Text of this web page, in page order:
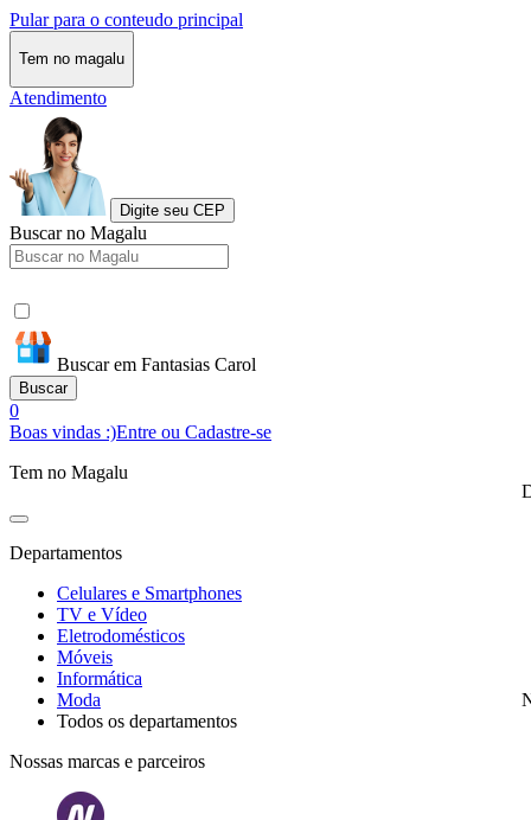
Pular para o conteudo principal
Tem no magalu
Atendimento
Digite seu CEP
Buscar no Magalu
Buscar em Fantasias Carol
Buscar
0
Boas vindas :)Entre ou Cadastre-se
Tem no Magalu
Departamentos
Celulares e Smartphones
TV e Vídeo
Eletrodomésticos
Móveis
Informática
Moda
Todos os departamentos
Nossas marcas e parceiros